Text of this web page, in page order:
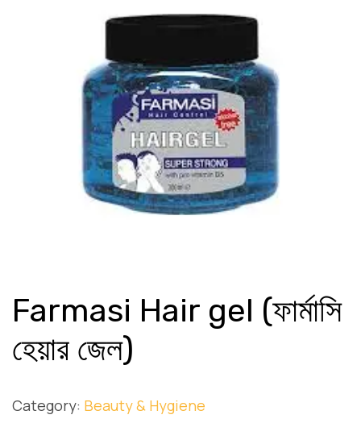
Farmasi Hair gel (ফার্মাসি
হেয়ার জেল)
Category: Beauty & Hygiene